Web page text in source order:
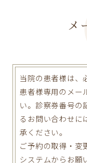
メ
当院の患者様は、
患者様専用のメー
い。診察券番号の
るお問い合わせに
承ください。
ご予約の取得・変
システムからお願